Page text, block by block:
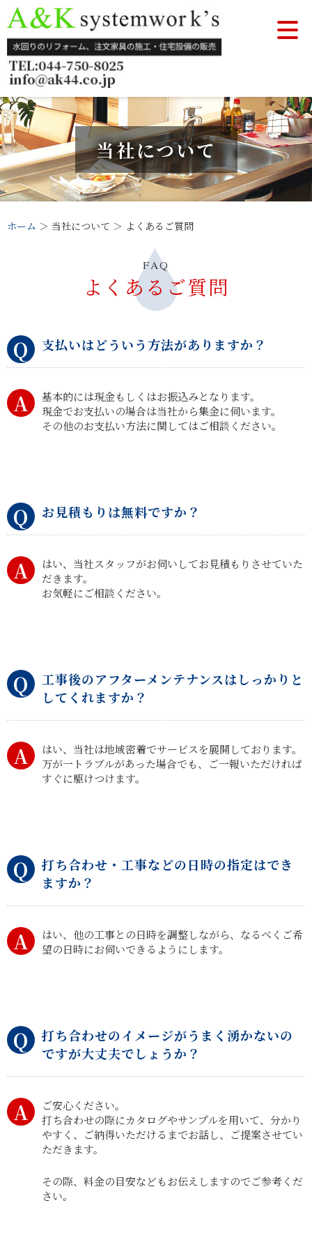
当社について
ホーム ＞ 当社について ＞ よくあるご質問
FAQ
よくあるご質問
支払いはどういう方法がありますか？
基本的には現金もしくはお振込みとなります。
現金でお支払いの場合は当社から集金に伺います。
その他のお支払い方法に関してはご相談ください。
お見積もりは無料ですか？
はい、当社スタッフがお伺いしてお見積もりさせていた
だきます。
お気軽にご相談ください。
工事後のアフターメンテナンスはしっかりと
してくれますか？
はい、当社は地域密着でサービスを展開しております。
万が一トラブルがあった場合でも、ご一報いただければ
すぐに駆けつけます。
打ち合わせ・工事などの日時の指定はでき
ますか？
はい、他の工事との日時を調整しながら、なるべくご希
望の日時にお伺いできるようにします。
打ち合わせのイメージがうまく湧かないの
ですが大丈夫でしょうか？
ご安心ください。
打ち合わせの際にカタログやサンプルを用いて、分かり
やすく、ご納得いただけるまでお話し、ご提案させてい
ただきます。
その際、料金の目安などもお伝えしますのでご参考くだ
さい。